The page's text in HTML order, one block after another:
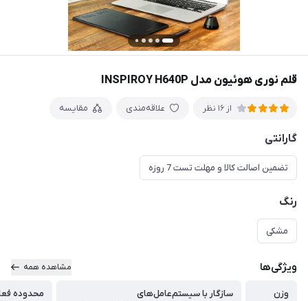
قلم نوری هوئیون مدل INSPIROY H640P
از 16 نظر علاقه‌مندی مقایسه
گارانتی
تضمین اصالت کالا و مهلت تست 7 روزه
رنگ
مشکی
ویژگی‌ها مشاهده همه
وزن
سازگار با سیستم‌عامل‌های
محدوده